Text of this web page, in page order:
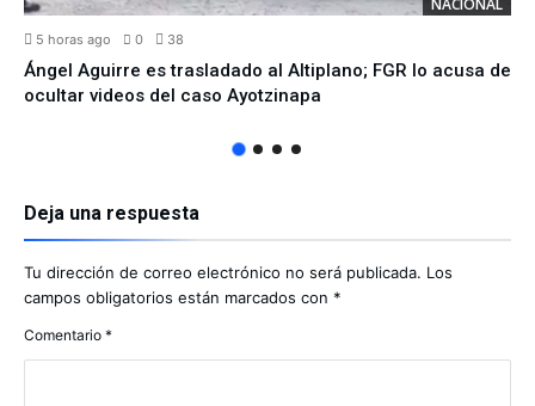
NACIONAL
5 horas ago 0 38
Ángel Aguirre es trasladado al Altiplano; FGR lo acusa de
ocultar videos del caso Ayotzinapa
Deja una respuesta
Tu dirección de correo electrónico no será publicada. Los
campos obligatorios están marcados con *
Comentario *